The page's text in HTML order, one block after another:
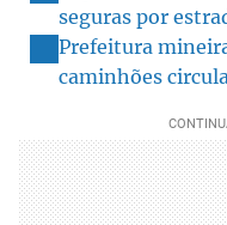
seguras por
Prefeitura
caminhões